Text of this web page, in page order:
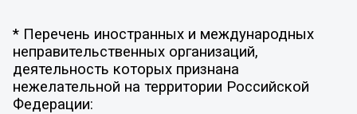
* Перечень иностранных и международных
неправительственных организаций,
деятельность которых признана
нежелательной на территории Российской
Федерации: